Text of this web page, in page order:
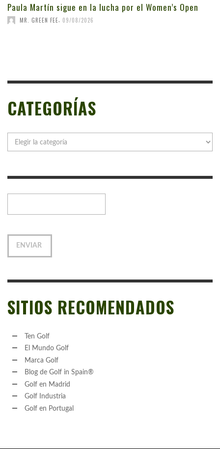
Paula Martín sigue en la lucha por el Women’s Open
MR. GREEN FEE 09/08/2026
CATEGORÍAS
SITIOS RECOMENDADOS
Ten Golf
El Mundo Golf
Marca Golf
Blog de Golf in Spain®
Golf en Madrid
Golf Industria
Golf en Portugal